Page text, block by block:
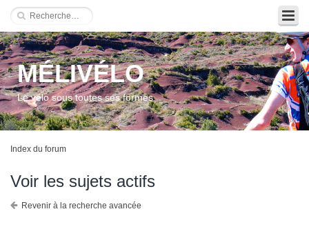
MÉLIVÉLO
Le vélo sous toutes ses formes
Index du forum
Voir les sujets actifs
Revenir à la recherche avancée